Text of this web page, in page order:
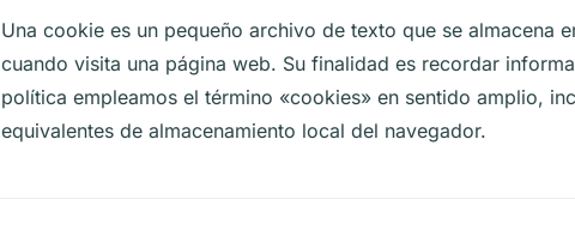
Una cookie es un pequeño archivo de texto que se almacena
cuando visita una página web. Su finalidad es recordar
política empleamos el término «cookies» en sentido amplio,
equivalentes de almacenamiento local del navegador.